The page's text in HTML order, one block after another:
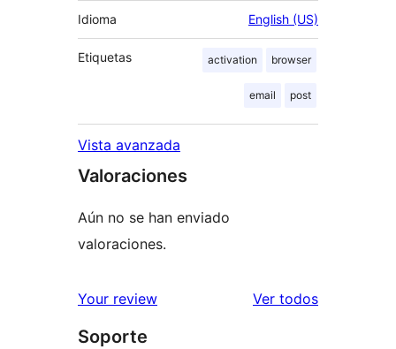
Idioma English (US)
Etiquetas activation browser
email post
Vista avanzada
Valoraciones
Aún no se han enviado
valoraciones.
Your review Ver todoslos
Soporte